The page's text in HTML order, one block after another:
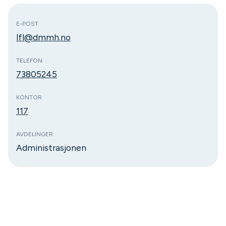
E-POST
lfl@dmmh.no
TELEFON
73805245
KONTOR
117
AVDELINGER
Administrasjonen